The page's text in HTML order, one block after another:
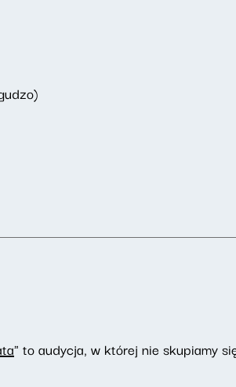
" to audycja, w której nie skupiamy